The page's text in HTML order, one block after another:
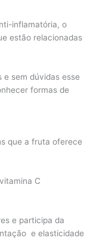
inflamatória, o
estão relacionadas
e sem dúvidas esse
formas de
que a fruta oferece
C
e participa da
e elasticidade